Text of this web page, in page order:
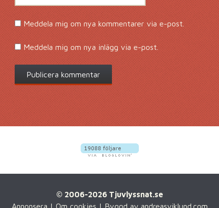
Meddela mig om nya kommentarer via e-post.
Meddela mig om nya inlägg via e-post.
© 2006-2026 Tjuvlyssnat.se
Annonsera | Om cookies | Byggd av andreasviklund.com